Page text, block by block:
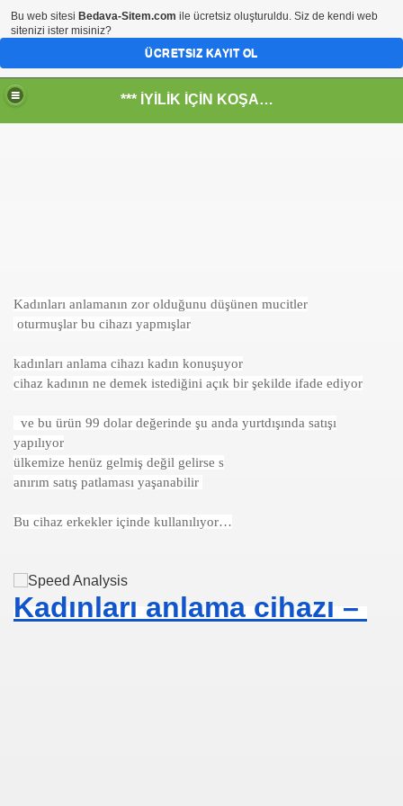
*** İYİLİK İÇİN KOŞANLARIN YERİ***
Kadınları anlamanın zor olduğunu düşünen mucitler
oturmuşlar bu cihazı yapmışlar
kadınları anlama cihazı kadın konuşuyor
cihaz kadının ne demek istediğini açık bir şekilde ifade ediyor
ve bu ürün 99 dolar değerinde şu anda yurtdışında satışı
yapılıyor
ülkemize henüz gelmiş değil gelirse s
anırım satış patlaması yaşanabilir
Bu cihaz erkekler içinde kullanılıyor…
Kadınları anlama cihazı –
-Engellenen Mühendis !!!
Halal Food
Bu web sitesi Bedava-Sitem.com ile ücretsiz oluşturuldu. Siz de kendi web
sitenizi ister misiniz?
ÜCRETSIZ KAYIT OL